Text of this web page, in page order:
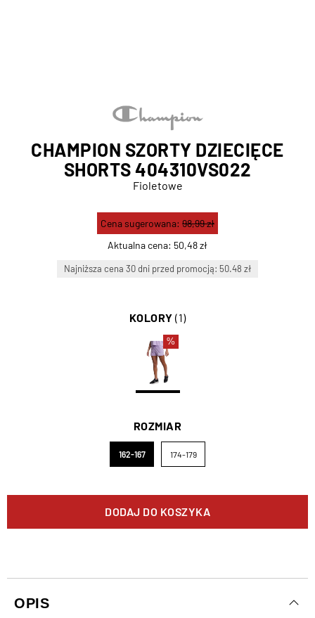
CHAMPION SZORTY DZIECIĘCE
SHORTS 404310VS022
Fioletowe
Aktualna cena: 50,48 zł
Cena sugerowana: 98,99 zł
Najniższa cena 30 dni przed promocją: 50.48 zł
KOLORY (1)
%
ROZMIAR
162-167 174-179
DODAJ DO KOSZYKA
OPIS